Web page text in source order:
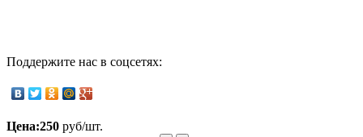
Поддержите нас в соцсетях:
Цена:250 руб/шт.